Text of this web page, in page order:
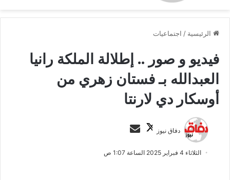
الرئيسية / اجتماعيات
فيديو و صور .. إطلالة الملكة رانيا
العبدالله بـ فستان زهري من
أوسكار دي لارنتا
دفاق نيوز
ت
ب
س
الثلاثاء 4 فبراير 2025 الساعة 1:07 ص